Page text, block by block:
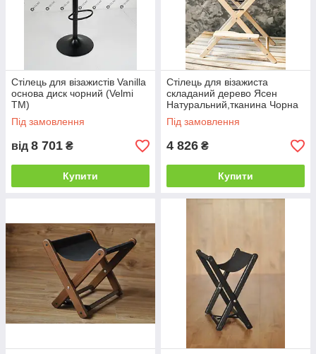
Стілець для візажистів Vanilla
основа диск чорний (Velmi
TM)
Під замовлення
від 8 701 ₴
Купити
Стілець для візажиста
складаний дерево Ясен
Натуральний,тканина Чорна
висота сидіння 73
см(ArtCenter-TM)
Під замовлення
4 826 ₴
Купити